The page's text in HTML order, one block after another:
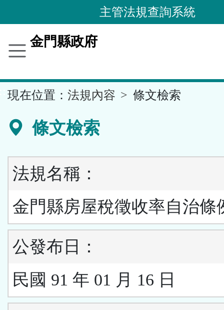
到
要
容
區
主管法規查詢系統
金門縣政府
現在位置： 法規內容 條文檢索
條文檢索
法規名稱：
金門縣房屋稅徵收率自治條
公發布日：
民國 91 年 01 月 16 日